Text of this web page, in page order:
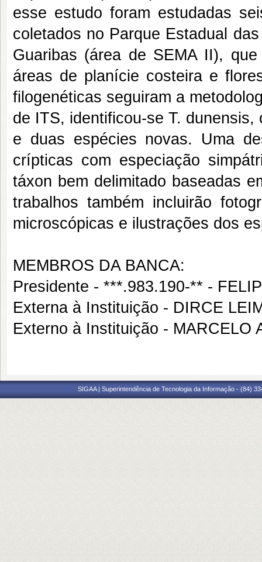
esse estudo foram estudadas
coletados no Parque Estadual
Guaribas (área de SEMA II),
áreas de planície costeira e
filogenéticas seguiram a
de ITS, identificou-se T.
e duas espécies novas. Uma
crípticas com especiação
táxon bem delimitado baseadas
trabalhos também incluirão
microscópicas e ilustrações dos
MEMBROS DA BANCA:
Presidente - ***.983.190-** -
Externa à Instituição - DIRCE
Externo à Instituição - MARCELO
SIGAA | Superintendência de Tecnologia da Informação - (84)